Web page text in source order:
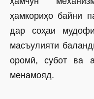
ҳамкориҳо байни
дар соҳаи
масъулияти
оромӣ, субот ва
менамояд.